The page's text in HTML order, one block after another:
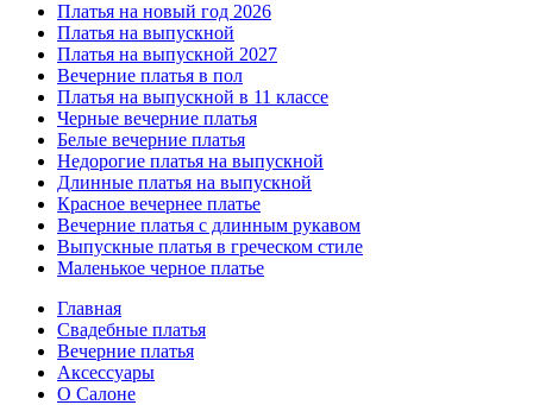
Платья на новый год 2026
Платья на выпускной
Платья на выпускной 2027
Вечерние платья в пол
Платья на выпускной в 11 классе
Черные вечерние платья
Белые вечерние платья
Недорогие платья на выпускной
Длинные платья на выпускной
Красное вечернее платье
Вечерние платья с длинным рукавом
Выпускные платья в греческом стиле
Маленькое черное платье
Главная
Свадебные платья
Вечерние платья
Аксессуары
О Салоне